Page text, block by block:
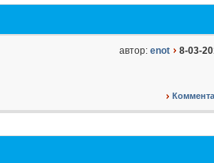
автор: enot 8-03-